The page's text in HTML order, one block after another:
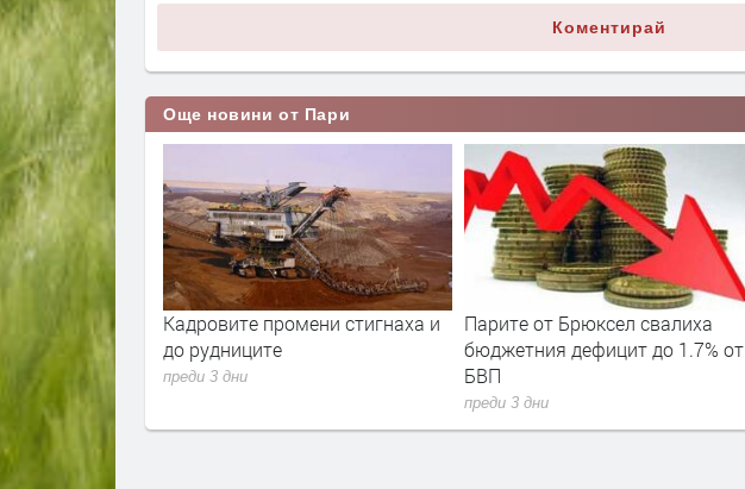
Коментирай
Още новини от Пари
е скочила с
Кадровите промени стигнаха и
до рудниците
преди 3 дни
Парите от Брюксел свалиха
бюджетния дефицит до 1.7% от
БВП
преди 3 дни